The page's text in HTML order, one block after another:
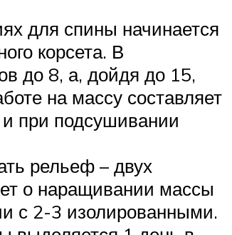
для спины начинается
корсета. В
до 8, а, дойдя до 15,
на массу составляет
при подсушивании
рельеф – двух
о наращивании массы
с 2-3 изолированными.